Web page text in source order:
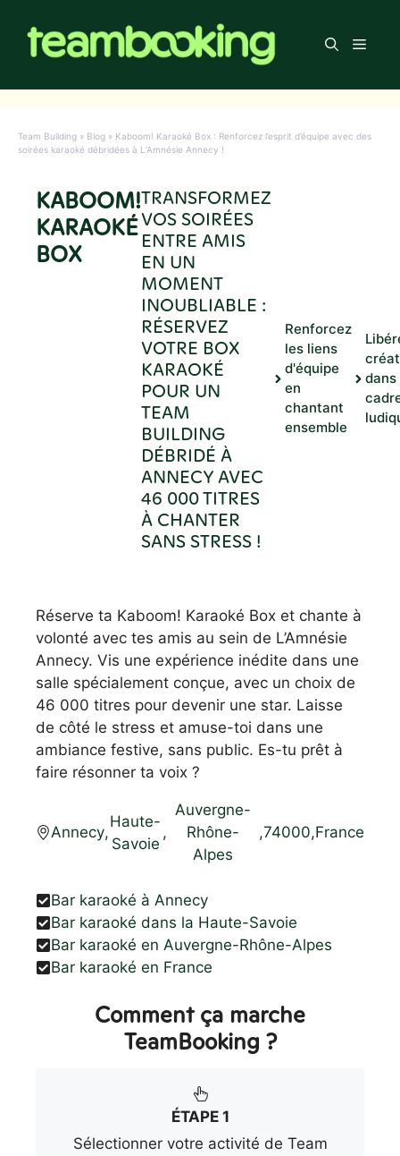
contenu
Menu
Team Building » Blog » Kaboom! Karaoké Box : Renforcez l’esprit d’équipe avec des
soirées karaoké débridées à L’Amnésie Annecy !
KABOOM!
KARAOKÉ
BOX
TRANSFORMEZ
VOS SOIRÉES
ENTRE AMIS
EN UN
MOMENT
INOUBLIABLE :
RÉSERVEZ
VOTRE BOX
KARAOKÉ
POUR UN
TEAM
BUILDING
DÉBRIDÉ À
ANNECY AVEC
46 000 TITRES
À CHANTER
SANS STRESS !
Renforcez
les liens
d'équipe
en
chantant
ensemble
dans
Réserve ta Kaboom! Karaoké Box et chante à
volonté avec tes amis au sein de L’Amnésie
Annecy. Vis une expérience inédite dans une
salle spécialement conçue, avec un choix de
46 000 titres pour devenir une star. Laisse
de côté le stress et amuse-toi dans une
ambiance festive, sans public. Es-tu prêt à
faire résonner ta voix ?
Annecy,
Haute-
Savoie
,
Auvergne-
Rhône-
Alpes
,74000,France
Bar karaoké à Annecy
Bar karaoké dans la Haute-Savoie
Bar karaoké en Auvergne-Rhône-Alpes
Bar karaoké en France
Comment ça marche
TeamBooking ?
ÉTAPE 1
Sélectionner votre activité de Team